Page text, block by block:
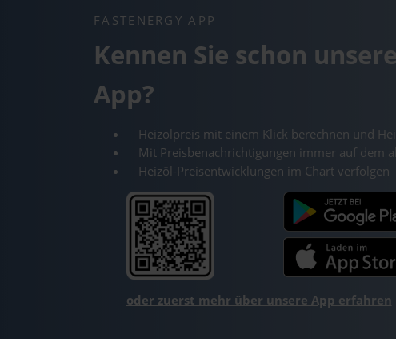
FASTENERGY APP
Kennen Sie schon
App?
Heizölpreis mit einem Klick berechnen und
Mit Preisbenachrichtigungen immer auf dem
Heizöl-Preisentwicklungen im Chart verfolgen
oder zuerst mehr über unsere App erfahren